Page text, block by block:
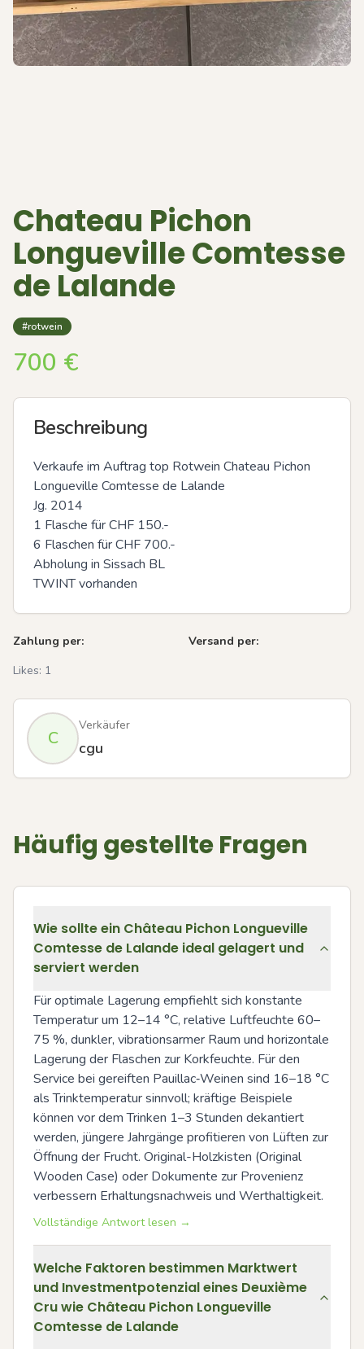
Chateau Pichon
Longueville Comtesse
de Lalande
#rotwein
700 €
Beschreibung
Verkaufe im Auftrag top Rotwein Chateau Pichon
Longueville Comtesse de Lalande
Jg. 2014
1 Flasche für CHF 150.-
6 Flaschen für CHF 700.-
Abholung in Sissach BL
TWINT vorhanden
Zahlung per:
Versand per:
Likes: 1
C
Verkäufer
cgu
Häufig gestellte Fragen
Wie sollte ein Château Pichon Longueville
Comtesse de Lalande ideal gelagert und
serviert werden
Für optimale Lagerung empfiehlt sich konstante
Temperatur um 12–14 °C, relative Luftfeuchte 60–
75 %, dunkler, vibrationsarmer Raum und horizontale
Lagerung der Flaschen zur Korkfeuchte. Für den
Service bei gereiften Pauillac‑Weinen sind 16–18 °C
als Trinktemperatur sinnvoll; kräftige Beispiele
können vor dem Trinken 1–3 Stunden dekantiert
werden, jüngere Jahrgänge profitieren von Lüften zur
Öffnung der Frucht. Original-Holzkisten (Original
Wooden Case) oder Dokumente zur Provenienz
verbessern Erhaltungsnachweis und Werthaltigkeit.
Vollständige Antwort lesen →
Welche Faktoren bestimmen Marktwert
und Investmentpotenzial eines Deuxième
Cru wie Château Pichon Longueville
Comtesse de Lalande